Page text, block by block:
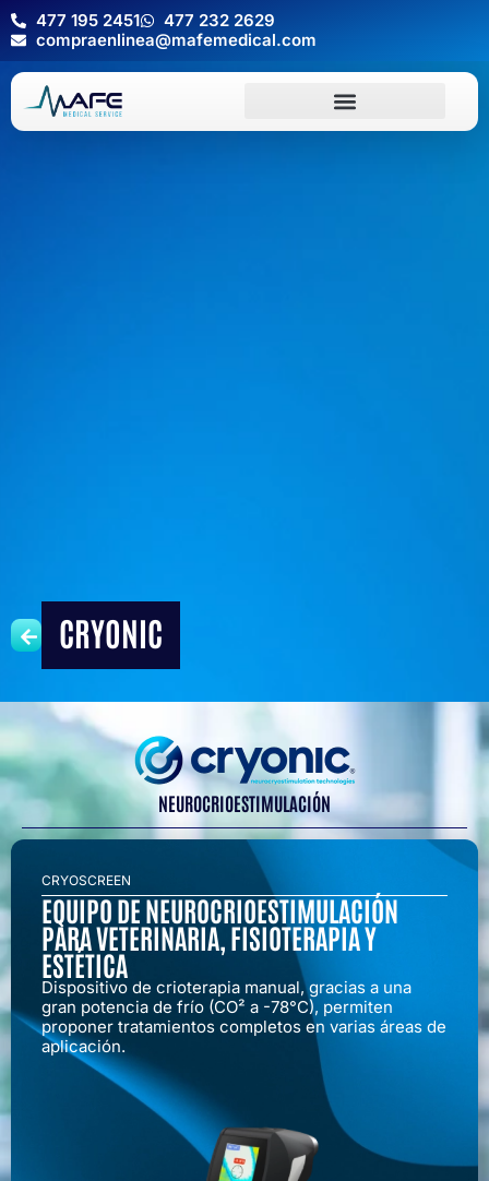
477 195 2451
477 232 2629
compraenlinea@mafemedical.com
CRYONIC
NEUROCRIOESTIMULACIÓN
CRYOSCREEN
EQUIPO DE NEUROCRIOESTIMULACIÓN
PARA VETERINARIA, FISIOTERAPIA Y
ESTÉTICA
Dispositivo de crioterapia manual, gracias a una
gran potencia de frío (CO² a -78°C), permiten
proponer tratamientos completos en varias áreas de
aplicación.